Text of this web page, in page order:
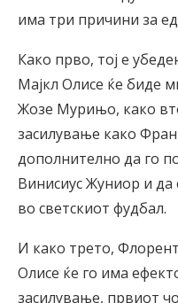
има три причини за
Како прво, тој е
Мајкл Олисе ќе биде
Жозе Мурињо, како
засилување како
дополнително да го
Винисиус Жуниор и да
во светскиот фудбал.
И како трето,
Олисе ќе го има
засилување, првиот